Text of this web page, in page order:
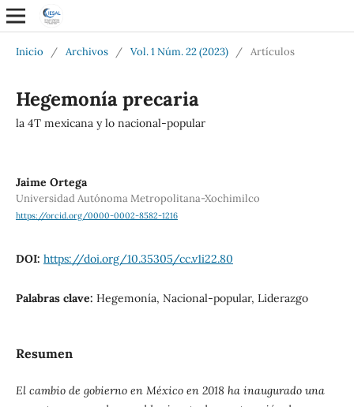
Inicio / Archivos / Vol. 1 Núm. 22 (2023) / Artículos
Hegemonía precaria
la 4T mexicana y lo nacional-popular
Jaime Ortega
Universidad Autónoma Metropolitana-Xochimilco
https://orcid.org/0000-0002-8582-1216
DOI: https://doi.org/10.35305/cc.v1i22.80
Palabras clave: Hegemonía, Nacional-popular, Liderazgo
Resumen
El cambio de gobierno en México en 2018 ha inaugurado una